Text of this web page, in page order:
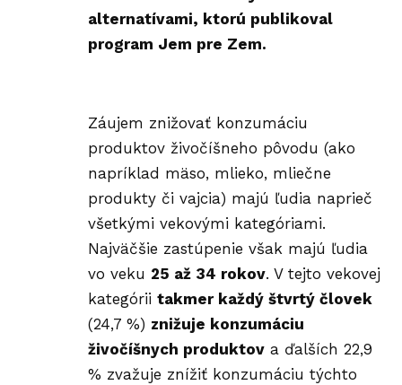
alternatívami, ktorú publikoval
program Jem pre Zem.
Záujem znižovať konzumáciu
produktov živočíšneho pôvodu (ako
napríklad mäso, mlieko, mliečne
produkty či vajcia) majú ľudia naprieč
všetkými vekovými kategóriami.
Najväčšie zastúpenie však majú ľudia
vo veku 25 až 34 rokov. V tejto vekovej
kategórii takmer každý štvrtý človek
(24,7 %) znižuje konzumáciu
živočíšnych produktov a ďalších 22,9
% zvažuje znížiť konzumáciu týchto